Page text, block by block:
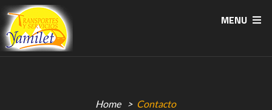
MENU
Home Contacto